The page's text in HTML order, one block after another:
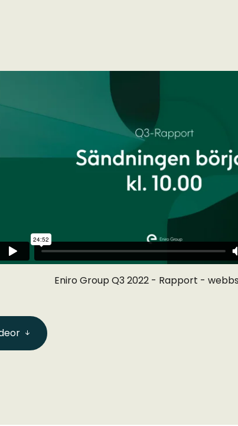
Eniro Group Q3 2022 - Rapport -